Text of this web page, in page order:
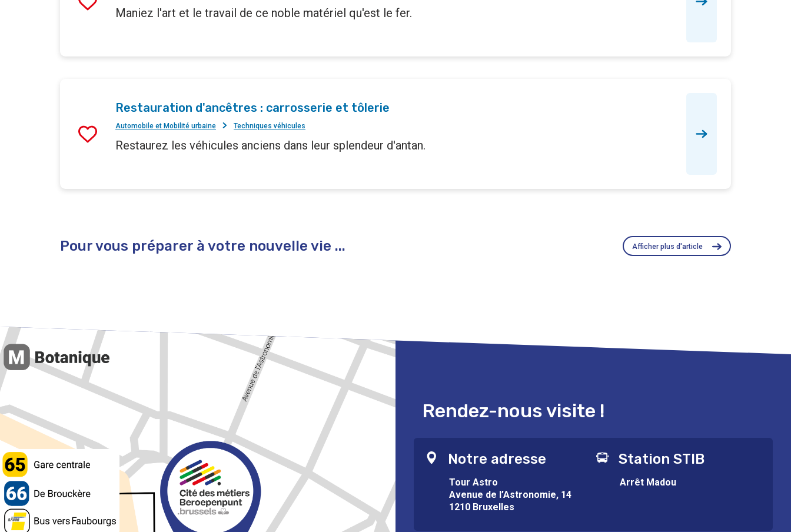
Maniez l'art et le travail de ce noble matériel qu'est le fer.
Restauration d'ancêtres : carrosserie et tôlerie
Automobile et Mobilité urbaine Techniques véhicules
Restaurez les véhicules anciens dans leur splendeur d'antan.
Pour vous préparer à votre nouvelle vie ... Afficher plus d'article
Rendez-nous visite !
Notre adresse
Tour Astro
Avenue de l’Astronomie, 14
1210 Bruxelles
Station STIB
Arrêt Madou